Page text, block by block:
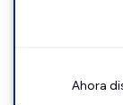
Ahora